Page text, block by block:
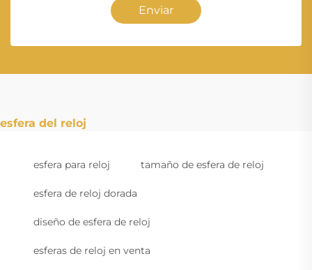
Enviar
esfera del reloj
esfera para reloj tamaño de esfera de reloj
esfera de reloj dorada
diseño de esfera de reloj
esferas de reloj en venta